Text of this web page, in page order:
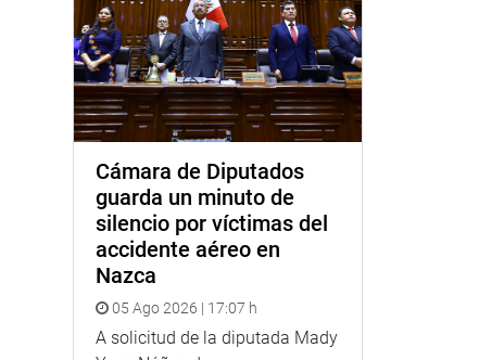
Cámara de Diputados
guarda un minuto de
silencio por víctimas del
accidente aéreo en
Nazca
05 Ago 2026 | 17:07 h
A solicitud de la diputada Mady